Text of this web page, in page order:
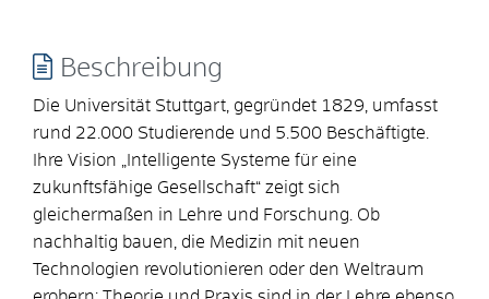
Beschreibung
Die Universität Stuttgart, gegründet 1829, umfasst
rund 22.000 Studierende und 5.500 Beschäftigte.
Ihre Vision „Intelligente Systeme für eine
zukunftsfähige Gesellschaft“ zeigt sich
gleichermaßen in Lehre und Forschung. Ob
nachhaltig bauen, die Medizin mit neuen
Technologien revolutionieren oder den Weltraum